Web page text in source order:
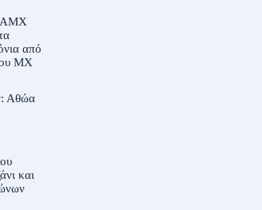
από
ΜΧ
Αθώα
και